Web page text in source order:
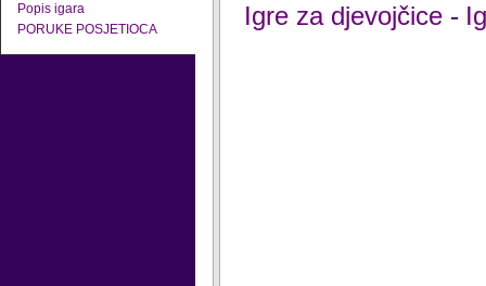
Popis igara
PORUKE POSJETIOCA
Igre za djevojčice -